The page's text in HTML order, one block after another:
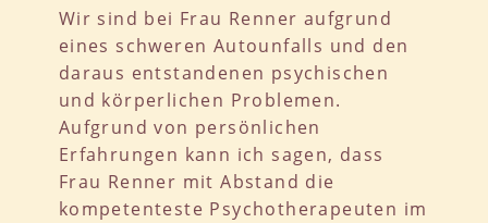
Wir sind bei Frau Renner aufgrund
eines schweren Autounfalls und den
daraus entstandenen psychischen
und körperlichen Problemen.
Aufgrund von persönlichen
Erfahrungen kann ich sagen, dass
Frau Renner mit Abstand die
kompetenteste Psychotherapeuten im